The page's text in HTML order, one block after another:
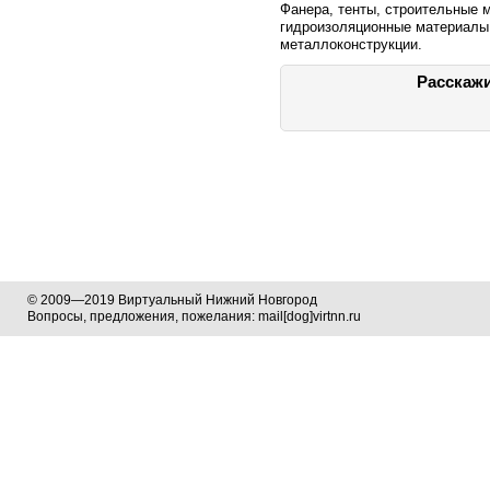
Фанера, тенты, строительные
гидроизоляционные
металлоконструкции.
© 2009—2019 Виртуальный Нижний Новгород
Вопросы, предложения, пожелания: mail[dog]virtnn.ru